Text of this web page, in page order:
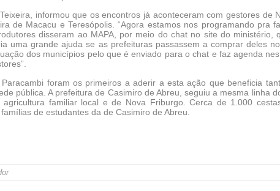
informou que os encontros já aconteceram com gestores de
de Macacu e Teresópolis. “Agora estamos nos programando pra
disseram ao MAPA, por meio do chat no site do ministério,
uma grande ajuda se as prefeituras passassem a comprar deles
dos municípios pelo que é enviado para o chat e faz agenda
foram os primeiros a aderir a esta ação que beneficia
pública. A prefeitura de Casimiro de Abreu, seguiu a mesma linha
familiar local e de Nova Friburgo. Cerca de 1.000
de estudantes da de Casimiro de Abreu.